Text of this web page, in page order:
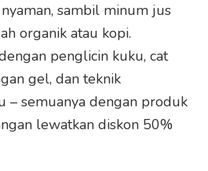
sambil minum jus
organik atau kopi.
penglicin kuku, cat
gel, dan teknik
– semuanya dengan produk
lewatkan diskon 50%